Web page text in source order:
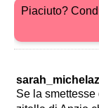
Piaciuto?
Se la